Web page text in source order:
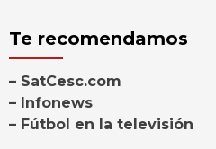
Te recomendamos
– SatCesc.com
– Infonews
– Fútbol en la televisión